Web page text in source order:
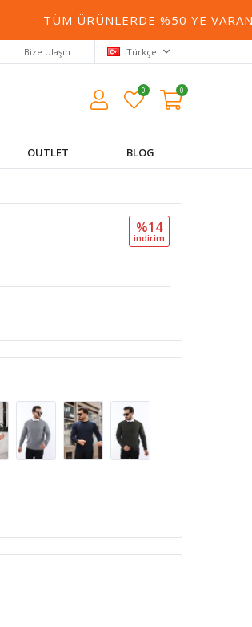
TÜM ÜRÜNLERDE %50 YE VARAN
Bize Ulaşın Türkçe
0 0
OUTLET BLOG
%14
i̇ndi̇ri̇m